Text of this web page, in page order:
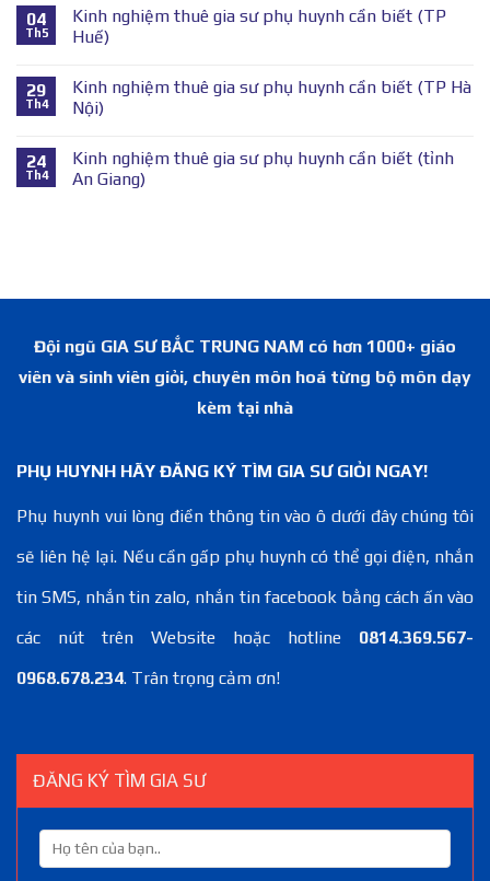
04
Th5
Kinh nghiệm thuê gia sư phụ huynh cần biết (TP
Huế)
29
Th4
Kinh nghiệm thuê gia sư phụ huynh cần biết (TP Hà
Nội)
24
Th4
Kinh nghiệm thuê gia sư phụ huynh cần biết (tỉnh
An Giang)
Đội ngũ GIA SƯ BẮC TRUNG NAM có hơn 1000+ giáo
viên và sinh viên giỏi, chuyên môn hoá từng bộ môn dạy
kèm tại nhà
PHỤ HUYNH HÃY ĐĂNG KÝ TÌM GIA SƯ GIỎI NGAY!
Phụ huynh vui lòng điền thông tin vào ô dưới đây chúng tôi
sẽ liên hệ lại. Nếu cần gấp phụ huynh có thể gọi điện, nhắn
tin SMS, nhắn tin zalo, nhắn tin facebook bằng cách ấn vào
các nút trên Website hoặc hotline 0814.369.567-
0968.678.234. Trân trọng cảm ơn!
ĐĂNG KÝ TÌM GIA SƯ